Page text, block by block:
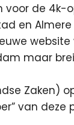
voor de 4k-
en
website
maar
Zaken)
van deze